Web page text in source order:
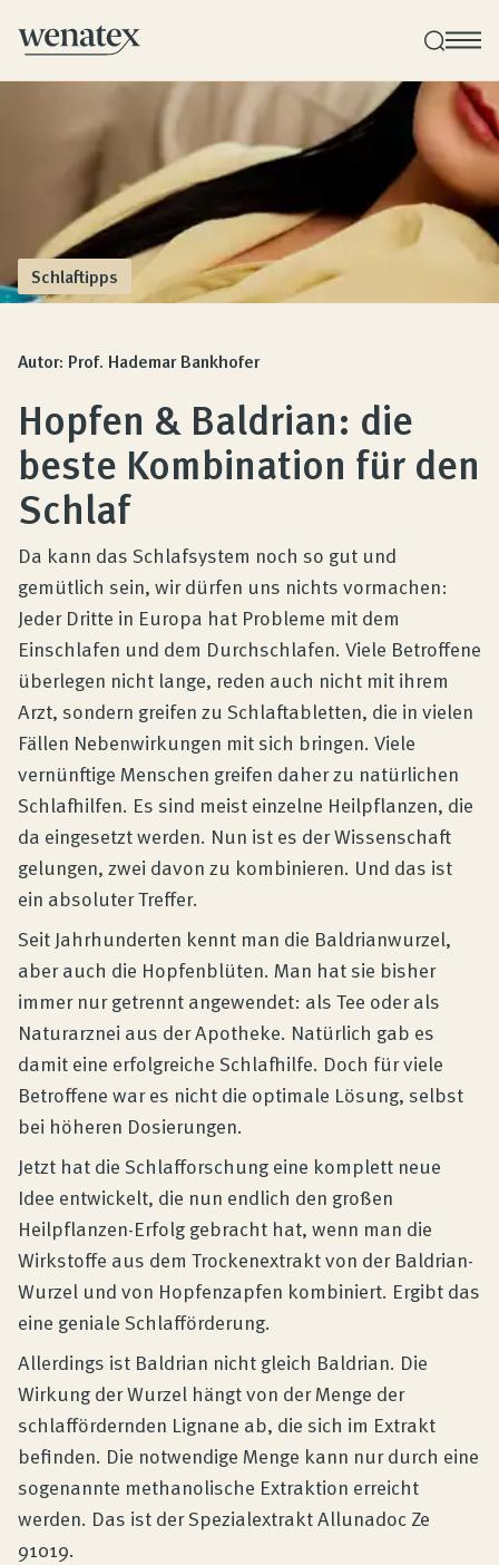
Wenatex Schlafberatung
Individuelle Produktberatung bei Ihnen zu Hause!
Produkte
Qualität und Garantie
Kundenbewertungen
Produktberatung
Unternehmen
Kontakt
Magazin
Schlaftipps
Autor: Prof. Hademar Bankhofer
Hopfen & Baldrian: die
beste Kombination für den
Schlaf
Da kann das Schlafsystem noch so gut und
gemütlich sein, wir dürfen uns nichts vormachen:
Jeder Dritte in Europa hat Probleme mit dem
Einschlafen und dem Durchschlafen. Viele Betroffene
überlegen nicht lange, reden auch nicht mit ihrem
Arzt, sondern greifen zu Schlaftabletten, die in vielen
Fällen Nebenwirkungen mit sich bringen. Viele
vernünftige Menschen greifen daher zu natürlichen
Schlafhilfen. Es sind meist einzelne Heilpflanzen, die
da eingesetzt werden. Nun ist es der Wissenschaft
gelungen, zwei davon zu kombinieren. Und das ist
ein absoluter Treffer.
Seit Jahrhunderten kennt man die Baldrianwurzel,
aber auch die Hopfenblüten. Man hat sie bisher
immer nur getrennt angewendet: als Tee oder als
Naturarznei aus der Apotheke. Natürlich gab es
damit eine erfolgreiche Schlafhilfe. Doch für viele
Betroffene war es nicht die optimale Lösung, selbst
bei höheren Dosierungen.
Jetzt hat die Schlafforschung eine komplett neue
Idee entwickelt, die nun endlich den großen
Heilpflanzen-Erfolg gebracht hat, wenn man die
Wirkstoffe aus dem Trockenextrakt von der Baldrian-
Wurzel und von Hopfenzapfen kombiniert. Ergibt das
eine geniale Schlafförderung.
Allerdings ist Baldrian nicht gleich Baldrian. Die
Wirkung der Wurzel hängt von der Menge der
schlaffördernden Lignane ab, die sich im Extrakt
befinden. Die notwendige Menge kann nur durch eine
sogenannte methanolische Extraktion erreicht
werden. Das ist der Spezialextrakt Allunadoc Ze
91019.